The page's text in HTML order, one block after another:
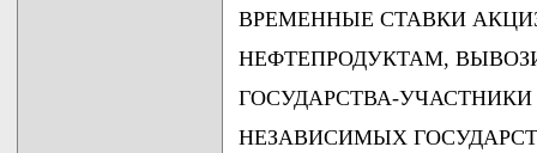
ВРЕМЕННЫЕ СТАВКИ
НЕФТЕПРОДУКТАМ,
ГОСУДАРСТВА-
НЕЗАВИСИМЫХ